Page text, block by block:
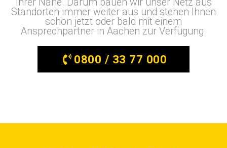
Standorten immer weiter aus und stehen Ihnen
schon jetzt oder bald mit einem
Ansprechpartner in Aachen zur Verfügung.
0800 / 33 77 000